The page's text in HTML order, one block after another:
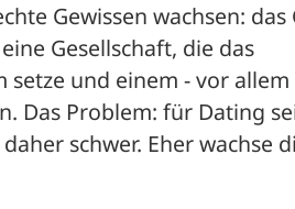
Gewissen wachsen: das
Gesellschaft, die das
und einem - vor
Das Problem: für Dating
schwer. Eher wachse